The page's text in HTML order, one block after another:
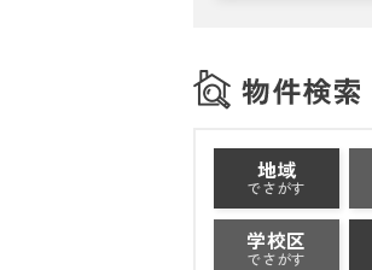
地域
でさがす
学校区
でさがす